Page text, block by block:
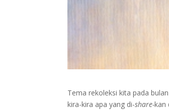
Tema rekoleksi kita pada
kira-kira apa yang di-share-kan